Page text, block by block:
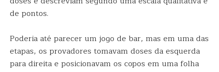
de pontos.
Poderia até parecer um jogo de bar, mas em uma das
etapas, os provadores tomavam doses da esquerda
para direita e posicionavam os copos em uma folha